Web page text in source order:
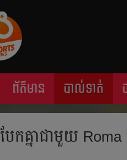
ព័ត៌មាន បាល់ទាត់
បែក​គ្នា​ជាមួយ